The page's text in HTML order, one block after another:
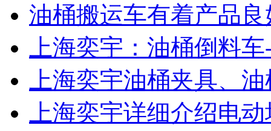
油桶搬运车有着产品
上海奕宇：油桶倒料
上海奕宇油桶夹具、
上海奕宇详细介绍电